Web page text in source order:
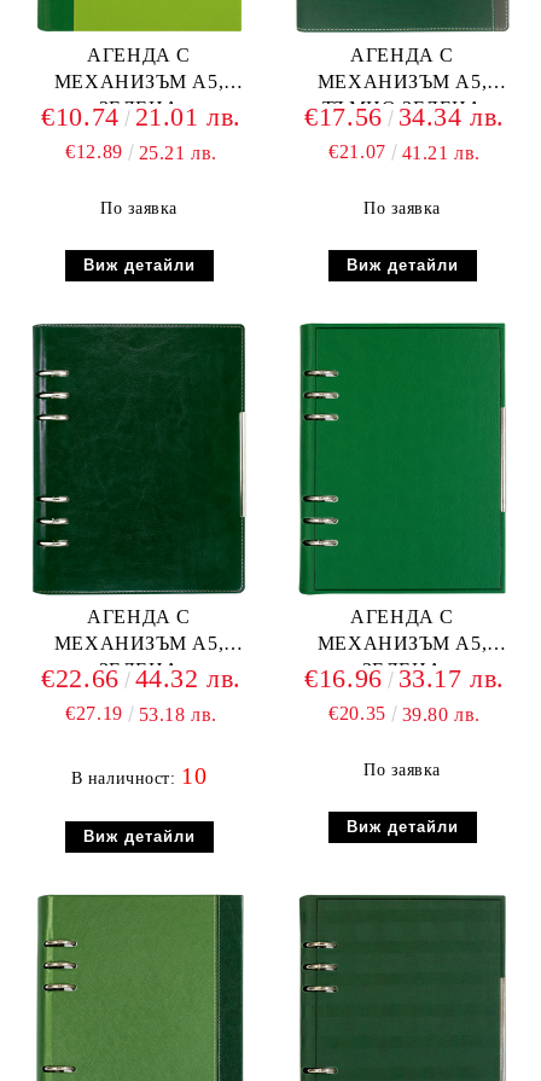
АГЕНДА С
МЕХАНИЗЪМ А5,
ЗЕЛЕНА
€10.74 21.01 лв.
€12.89 25.21 лв.
По заявка
Виж детайли
АГЕНДА С
МЕХАНИЗЪМ А5,
ТЪМНО ЗЕЛЕНА
€17.56 34.34 лв.
€21.07 41.21 лв.
По заявка
Виж детайли
АГЕНДА С
МЕХАНИЗЪМ А5,
ЗЕЛЕНА
€22.66 44.32 лв.
€27.19 53.18 лв.
В наличност: 10
Виж детайли
АГЕНДА С
МЕХАНИЗЪМ А5,
ЗЕЛЕНА
€16.96 33.17 лв.
€20.35 39.80 лв.
По заявка
Виж детайли